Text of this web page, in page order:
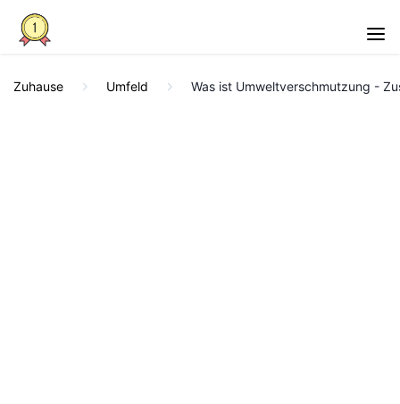
Zuhause Umfeld Was ist Umweltverschmutzung -